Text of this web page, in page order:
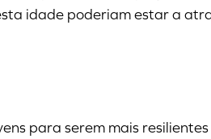
idade poderiam estar a
para serem mais